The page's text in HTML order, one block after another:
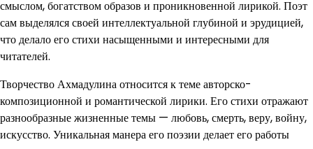
смыслом, богатством образов и проникновенной лирикой. Поэт
сам выделялся своей интеллектуальной глубиной и эрудицией,
что делало его стихи насыщенными и интересными для
читателей.
Творчество Ахмадулина относится к теме авторско-
композиционной и романтической лирики. Его стихи отражают
разнообразные жизненные темы — любовь, смерть, веру, войну,
искусство. Уникальная манера его поэзии делает его работы